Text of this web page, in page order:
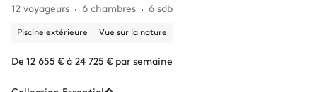
12 voyageurs
6 chambres 6 sdb
Piscine extérieure Vue sur la nature
De 12 655 € à 24 725 € par semaine